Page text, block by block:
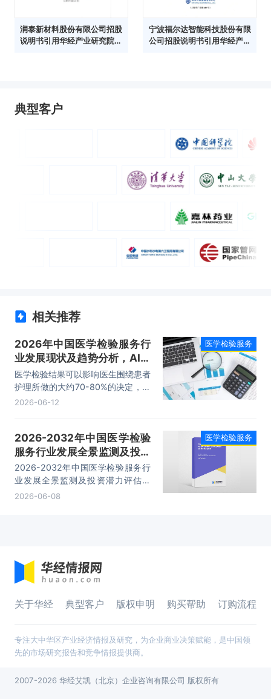
润泰新材料股份有限公司招股
说明书引用华经产业研究院数
宁波福尔达智能科技股份有限
公司招股说明书引用华经产业
典型客户
相关推荐
2026年中国医学检验服务行
业发展现状及趋势分析，AI大
模型助力行业数字化与智能化
发展「图」
医学检验结果可以影响医生围绕患者
护理所做的大约70-80%的决定，但
在整个卫生支出中的成本非常低，医
业发展较为迅速，2018年我国医学
检验行业市场规模为4010亿，在
2025年达到8448亿元，年复合增
长率为11.23%。
2026-06-12
医学检验服务
2026-2032年中国医学检验
服务行业发展全景监测及投资
潜力评估报告
2026-2032年中国医学检验服务行
业发展全景监测及投资潜力评估报
告，主要包括行业生产厂商竞争力分
2026-06-08
医学检验服务
关于华经 典型客户 版权申明 购买帮助 订购流程
专注大中华区产业经济情报及研究，为企业商业决策赋能，是中国领
先的市场研究报告和竞争情报提供商。
2007-2026 华经艾凯（北京）企业咨询有限公司 版权所有